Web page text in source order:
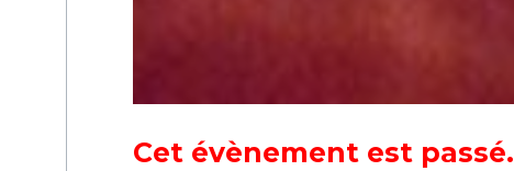
Cet évènement est passé.